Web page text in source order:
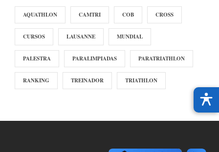
AQUATHLON CAMTRI COB CROSS
CURSOS LAUSANNE MUNDIAL
PALESTRA PARALIMPIADAS PARATRIATHLON
RANKING TREINADOR TRIATHLON